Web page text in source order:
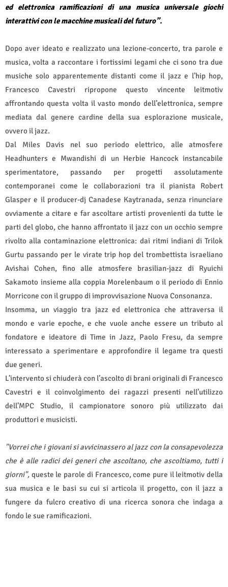
ed elettronica ramificazioni di una musica universale giochi
interattivi con le macchine musicali del futuro”.
Dopo aver ideato e realizzato una lezione-concerto, tra parole e
musica, volta a raccontare i fortissimi legami che ci sono tra due
musiche solo apparentemente distanti come il jazz e l’hip hop,
Francesco Cavestri ripropone questo vincente leitmotiv
affrontando questa volta il vasto mondo dell’elettronica, sempre
mediata dal genere cardine della sua esplorazione musicale,
ovvero il jazz.
Dal Miles Davis nel suo periodo elettrico, alle atmosfere
Headhunters e Mwandishi di un Herbie Hancock instancabile
sperimentatore, passando per progetti assolutamente
contemporanei come le collaborazioni tra il pianista Robert
Glasper e il producer-dj Canadese Kaytranada, senza rinunciare
ovviamente a citare e far ascoltare artisti provenienti da tutte le
parti del globo, che hanno affrontato il jazz con un occhio sempre
rivolto alla contaminazione elettronica: dai ritmi indiani di Trilok
Gurtu passando per le virate trip hop del trombettista israeliano
Avishai Cohen, fino alle atmosfere brasilian-jazz di Ryuichi
Sakamoto insieme alla coppia Morelenbaum o il periodo di Ennio
Morricone con il gruppo di improvvisazione Nuova Consonanza.
Insomma, un viaggio tra jazz ed elettronica che attraversa il
mondo e varie epoche, e che vuole anche essere un tributo al
fondatore e ideatore di Time in Jazz, Paolo Fresu, da sempre
interessato a sperimentare e approfondire il legame tra questi
due generi.
L’intervento si chiuderà con l’ascolto di brani originali di Francesco
Cavestri e il coinvolgimento dei ragazzi presenti nell’utilizzo
dell’MPC Studio, il campionatore sonoro più utilizzato dai
produttori e musicisti.
"Vorrei che i giovani si avvicinassero al jazz con la consapevolezza
che è alle radici dei generi che ascoltano, che ascoltiamo, tutti i
giorni", queste le parole di Francesco, come pure il leitmotiv della
sua musica e le basi su cui si articola il progetto, con il jazz a
fungere da fulcro creativo di una ricerca sonora che indaga a
fondo le sue ramificazioni.